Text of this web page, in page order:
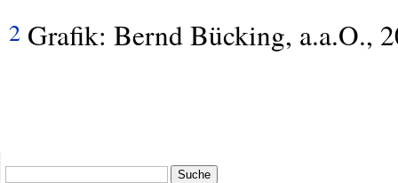
2 Grafik: Bernd Bücking, a.a.O.,
Suche